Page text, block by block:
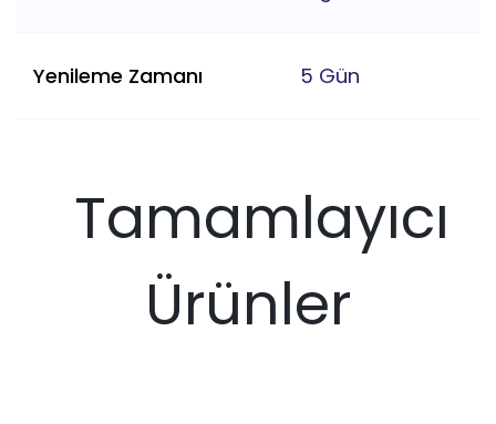
Yenileme Zamanı 5 Gün
Tamamlayıcı
Ürünler